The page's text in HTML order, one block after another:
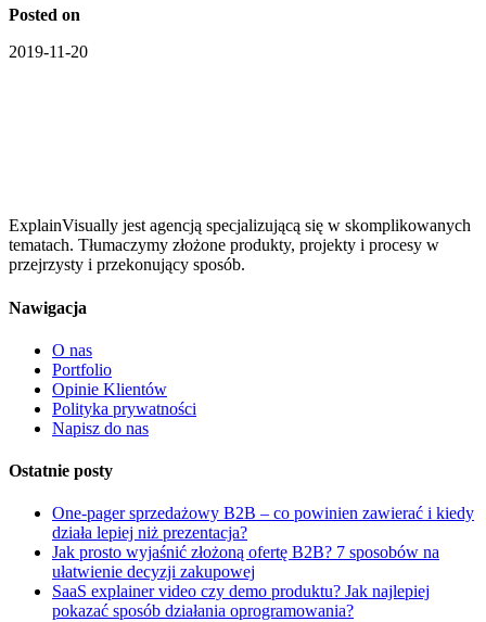
Posted on
2019-11-20
ExplainVisually jest agencją specjalizującą się w skomplikowanych
tematach. Tłumaczymy złożone produkty, projekty i procesy w
przejrzysty i przekonujący sposób.
Nawigacja
O nas
Portfolio
Opinie Klientów
Polityka prywatności
Napisz do nas
Ostatnie posty
One-pager sprzedażowy B2B – co powinien zawierać i kiedy
działa lepiej niż prezentacja?
Jak prosto wyjaśnić złożoną ofertę B2B? 7 sposobów na
ułatwienie decyzji zakupowej
SaaS explainer video czy demo produktu? Jak najlepiej
pokazać sposób działania oprogramowania?